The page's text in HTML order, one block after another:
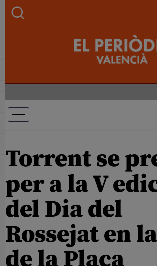
Torrent se
per a la V
del Dia del
Rossejat en
de la Plaça